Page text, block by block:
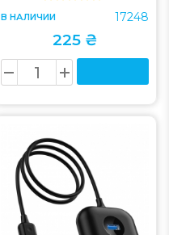
В НАЛИЧИИ 17248
225 ₴